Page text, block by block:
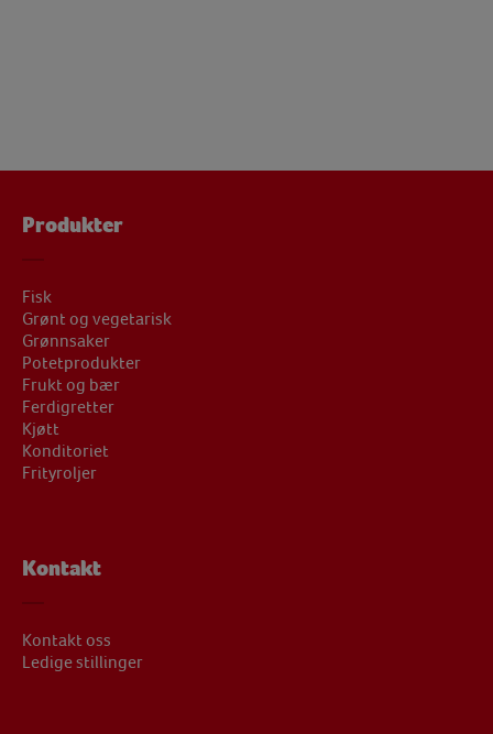
Produkter
Fisk
Grønt og vegetarisk
Grønnsaker
Potetprodukter
Frukt og bær
Ferdigretter
Kjøtt
Konditoriet
Frityroljer
Kontakt
Kontakt oss
Ledige stillinger